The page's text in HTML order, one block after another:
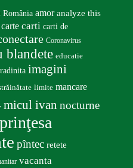
România amor analyze this
carte carti carti de
Coronavirus
blandete educatie
imagini
limite mancare
micul ivan nocturne
prinţesa
pîntec retete
vacanta